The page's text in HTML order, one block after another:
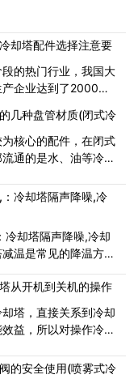
却塔配件选择注意要
的热门行业，我国大
企业达到了2000多
技术存在着一定的差
却塔配件的时候要对
几种盘管材质(闭式冷
核心的配件，在闭式
通的是水、油等冷却
管的好坏会直接影响
能、冷却效力和使<
冷却塔隔声降噪,冷
冷却塔隔声降噪,冷却
温是常见的降温方
，当冷却塔运作时造
贝之上，比较严重的
从开机到关机的操作
塔，直接关系到冷却
益，所以对操作冷却
南冷却塔厂家对此总结
的安全使用(喷雾式冷